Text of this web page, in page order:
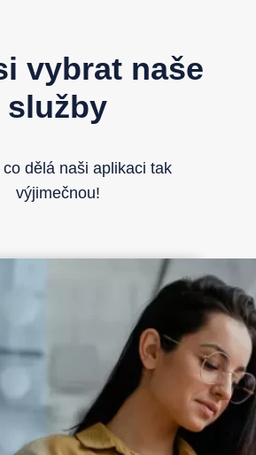
vybrat naše
služby
co dělá naši aplikaci tak
výjimečnou!